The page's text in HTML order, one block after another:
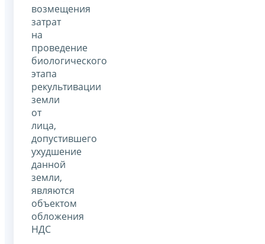
возмещения
затрат
на
проведение
биологического
этапа
рекультивации
земли
от
лица,
допустившего
ухудшение
данной
земли,
являются
объектом
обложения
НДС